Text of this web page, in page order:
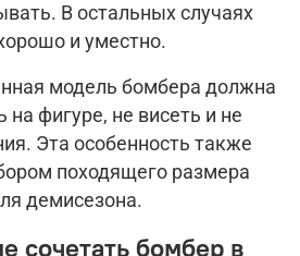
В остальных случаях
и уместно.
модель бомбера должна
на фигуре, не висеть и не
Эта особенность также
походящего размера
демисезона.
сочетать бомбер в